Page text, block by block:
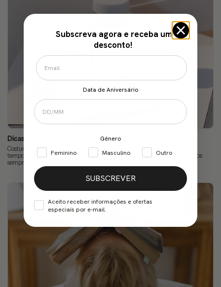
Dicas Para Ser Uma Pessoa Mais Organizada
Costuma acumular tarefas? Tem roupa espalhada pelo quarto? Há quanto
tempo é que a sua vida está um verdadeiro caos? Não se preocupe. Estamos
sempre a tempo de aprender mais...
Subscreva agora e receba um
desconto!
Data de Aniversário
Género
Feminino
Masculino Outro
SUBSCREVER
Aceito receber informações e ofertas
especiais por e-mail.